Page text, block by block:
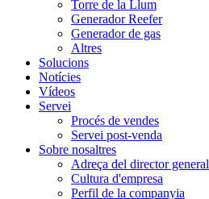
Torre de la Llum
Generador Reefer
Generador de gas
Altres
Solucions
Notícies
Vídeos
Servei
Procés de vendes
Servei post-venda
Sobre nosaltres
Adreça del director general
Cultura d'empresa
Perfil de la companyia